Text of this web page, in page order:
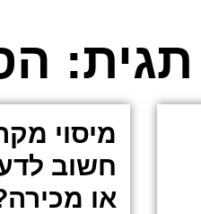
תגית:
מיסוי
חשוב
או